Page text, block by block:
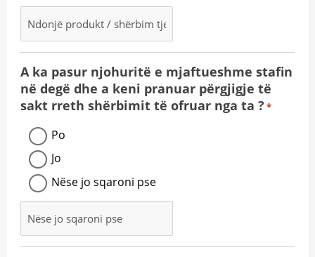
A ka pasur njohuritë e mjaftueshme stafin
në degë dhe a keni pranuar përgjigje të
sakt rreth shërbimit të ofruar nga ta ? *
Po
Jo
Nëse jo sqaroni pse